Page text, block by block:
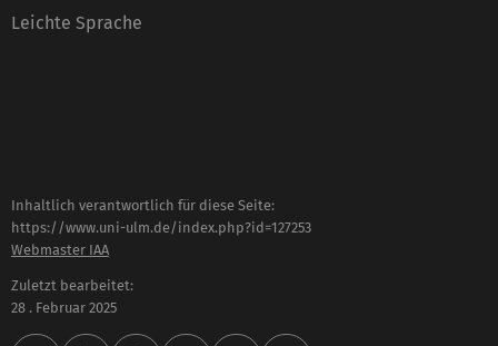
Leichte Sprache
Inhaltlich verantwortlich für diese Seite:
https://www.uni-ulm.de/index.php?id=127253
Webmaster IAA
Zuletzt bearbeitet:
28 . Februar 2025